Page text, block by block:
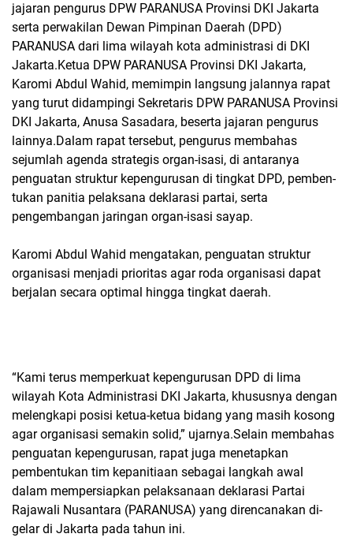
jajaran pengurus DPW PARANUSA Provinsi DKI Jakarta
serta perwakilan Dewan Pimpinan Daerah (DPD)
PARANUSA dari lima wilayah kota administrasi di DKI
Jakarta.Ketua DPW PARANUSA Provinsi DKI Jakarta,
Karomi Abdul Wahid, memimpin langsung jalannya rapat
yang turut didampingi Sekretaris DPW PARANUSA Provinsi
DKI Jakarta, Anusa Sasadara, beserta jajaran pengurus
lainnya.Dalam rapat tersebut, pengurus membahas
sejumlah agenda strategis organ-isasi, di antaranya
penguatan struktur kepengurusan di tingkat DPD, pemben-
tukan panitia pelaksana deklarasi partai, serta
pengembangan jaringan organ-isasi sayap.
Karomi Abdul Wahid mengatakan, penguatan struktur
organisasi menjadi prioritas agar roda organisasi dapat
berjalan secara optimal hingga tingkat daerah.
“Kami terus memperkuat kepengurusan DPD di lima
wilayah Kota Administrasi DKI Jakarta, khususnya dengan
melengkapi posisi ketua-ketua bidang yang masih kosong
agar organisasi semakin solid,” ujarnya.Selain membahas
penguatan kepengurusan, rapat juga menetapkan
pembentukan tim kepanitiaan sebagai langkah awal
dalam mempersiapkan pelaksanaan deklarasi Partai
Rajawali Nusantara (PARANUSA) yang direncanakan di-
gelar di Jakarta pada tahun ini.